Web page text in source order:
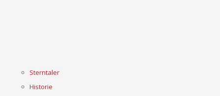
Sterntaler
Historie